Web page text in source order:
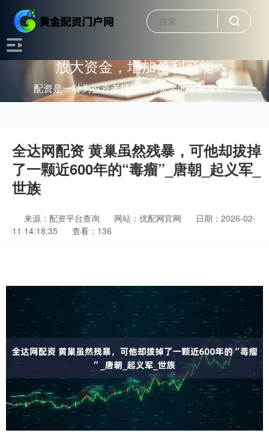
放大资金，增加盈利可能
配资是一种为投资者提供杠杆资金的金融服务！
全达网配资 黄巢虽然残暴，可他却拔掉
了一颗近600年的“毒瘤”_唐朝_起义军_
世族
来源：配资平台查询 网站：优配网官网
日期：2026-02-
11 14:18:35
查看：136